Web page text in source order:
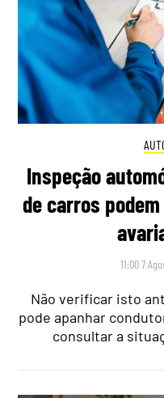
Inspeção
de carros
11:00 7
Não verificar isto
pode apanhar
consultar a